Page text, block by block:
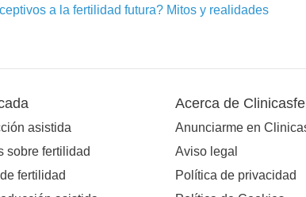
a la fertilidad futura? Mitos y realidades
asistida
sobre fertilidad
fertilidad
Acerca de
Anunciarme en
Aviso legal
Política de privacidad